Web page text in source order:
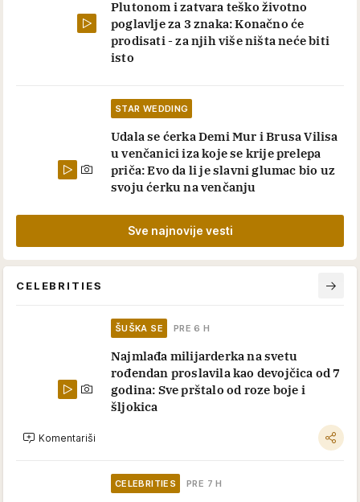
Plutonom i zatvara teško životno
poglavlje za 3 znaka: Konačno će
prodisati - za njih više ništa neće biti
isto
STAR WEDDING
Udala se ćerka Demi Mur i Brusa Vilisa
u venčanici iza koje se krije prelepa
priča: Evo da li je slavni glumac bio uz
svoju ćerku na venčanju
Sve najnovije vesti
CELEBRITIES
ŠUŠKA SE PRE 6 H
Najmlađa milijarderka na svetu
rođendan proslavila kao devojčica od 7
godina: Sve prštalo od roze boje i
šljokica
Komentariši
CELEBRITIES PRE 7 H